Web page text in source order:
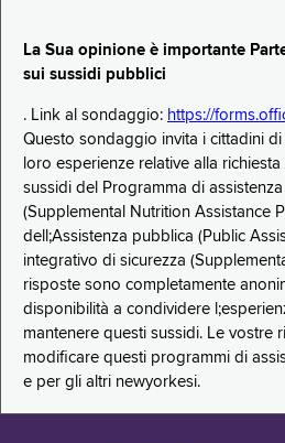
La Sua opinione è importante
sui sussidi pubblici
. Link al sondaggio: https://
Questo sondaggio invita i cittadini
loro esperienze relative alla
sussidi del Programma di
(Supplemental Nutrition Assistance
dell;Assistenza pubblica (Public
integrativo di sicurezza
risposte sono completamente
disponibilità a condividere
mantenere questi sussidi. Le vostre
modificare questi programmi di
e per gli altri newyorkesi.